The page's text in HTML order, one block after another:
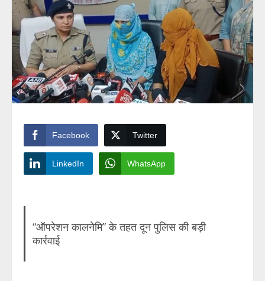
Facebook Twitter
LinkedIn WhatsApp
“ऑपरेशन कालनेमि” के तहत दून पुलिस की बड़ी
कार्रवाई